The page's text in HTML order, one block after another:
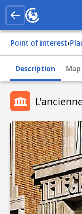
Point of interest›
Description Map